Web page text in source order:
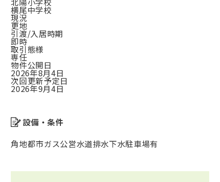
横尾中学校
現況
更地
引渡/入居時期
即時
取引態様
専任
物件公開日
2026年8月4日
次回更新予定日
2026年9月4日
設備・条件
角地都市ガス公営水道排水下水駐車場有